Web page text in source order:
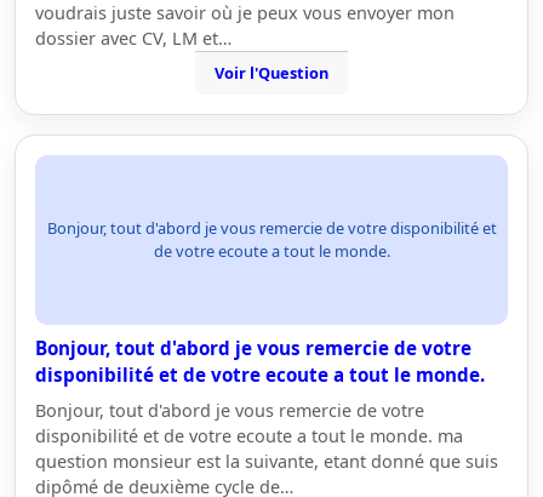
voudrais juste savoir où je peux vous envoyer mon
dossier avec CV, LM et…
Voir l'Question
Bonjour, tout d'abord je vous remercie de votre disponibilité et
de votre ecoute a tout le monde.
Bonjour, tout d'abord je vous remercie de votre
disponibilité et de votre ecoute a tout le monde.
Bonjour, tout d'abord je vous remercie de votre
disponibilité et de votre ecoute a tout le monde. ma
question monsieur est la suivante, etant donné que suis
dipômé de deuxième cycle de…